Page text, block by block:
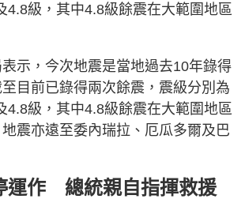
4.8級，其中4.8級餘震在大範圍地區
示，今次地震是當地過去10年錄得
目前已錄得兩次餘震，震級分別為
4.8級，其中4.8級餘震在大範圍地區
震亦遠至委內瑞拉、厄瓜多爾及巴
運作 總統親自指揮救援